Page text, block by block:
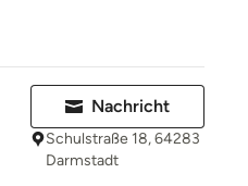
Nachricht
Schulstraße 18, 64283
Darmstadt